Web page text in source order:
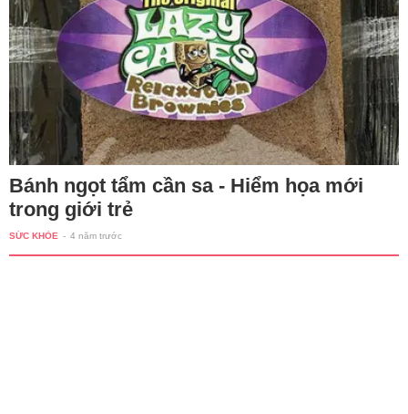
Bánh ngọt tẩm cần sa - Hiểm họa mới
trong giới trẻ
SỨC KHỎE - 4 năm trước